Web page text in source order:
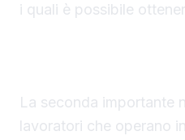
i quali è possibile
La seconda importante
lavoratori che operano